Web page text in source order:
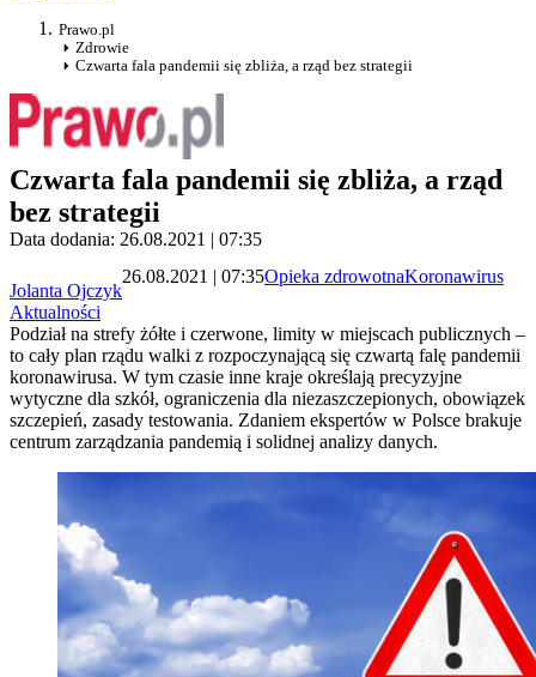
Prawo.pl
Zdrowie
Czwarta fala pandemii się zbliża, a rząd bez strategii
Czwarta fala pandemii się zbliża, a rząd
bez strategii
Data dodania: 26.08.2021 | 07:35
Jolanta Ojczyk
26.08.2021 | 07:35Opieka zdrowotnaKoronawirus
Aktualności
Podział na strefy żółte i czerwone, limity w miejscach publicznych –
to cały plan rządu walki z rozpoczynającą się czwartą falę pandemii
koronawirusa. W tym czasie inne kraje określają precyzyjne
wytyczne dla szkół, ograniczenia dla niezaszczepionych, obowiązek
szczepień, zasady testowania. Zdaniem ekspertów w Polsce brakuje
centrum zarządzania pandemią i solidnej analizy danych.